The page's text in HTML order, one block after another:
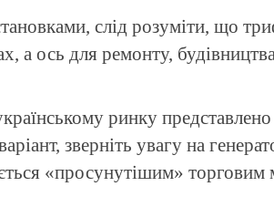
слід розуміти, що
а ось для ремонту,
ринку представлено
зверніть увагу на
«просунутішим» торговим